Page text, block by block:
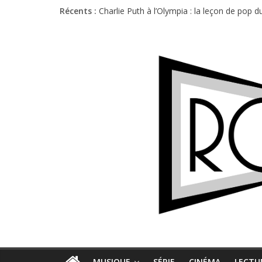
Récents : Charlie Puth à l’Olympia : la leçon de pop
Première édition du Midgard Festival :